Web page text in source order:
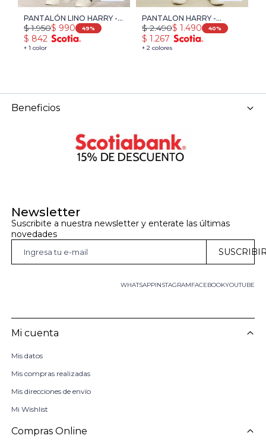
PANTALÓN LINO HARRY -
VERDE
+ 1 color
$ 990
$ 1.950 49
$ 842
PANTALON HARRY -
VERDE
+ 2 colores
$ 1.490
$ 2.490 40
$ 1.267
Newsletter
Suscribite a nuestra newsletter y enterate las últimas
novedades
WHATSAPP FACEBOOKYOUTUBE
INSTAGRAM
Mi cuenta
Mis datos
Mis compras realizadas
Mis direcciones de envío
Mi Wishlist
Compras Online
Beneficios